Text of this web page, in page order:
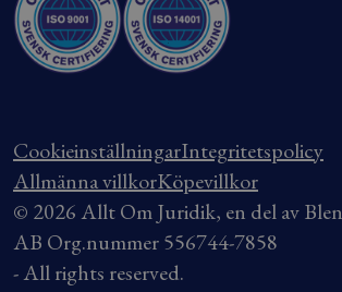
CookieinställningarIntegritetspolicy
Allmänna villkorKöpevillkor
© 2026 Allt Om Juridik, en del av
AB Org.nummer 556744-7858
- All rights reserved.